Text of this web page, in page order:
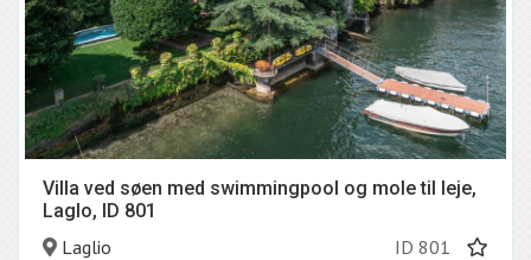
Villa ved søen med swimmingpool og mole til leje,
Laglo, ID 801
Laglio
ID 801